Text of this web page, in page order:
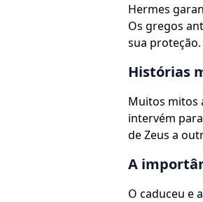
Hermes
Os gregos
sua proteção.
Histórias
Muitos mitos
intervém
de Zeus a
A
O caduceu e